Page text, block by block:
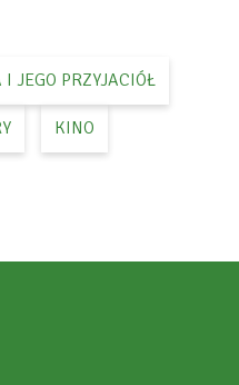
JEGO PRZYJACIÓŁ
KINO